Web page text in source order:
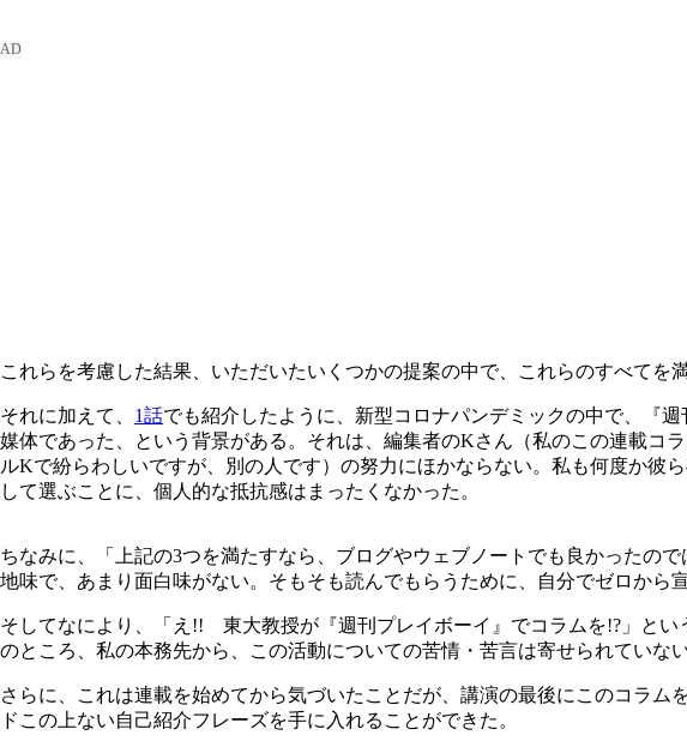
これらを考慮した結果、いただいたいくつかの提案の中で、これらのすべてを
それに加えて、 1話でも紹介したように、新型コロナパンデミックの中で、『
媒体であった、という背景がある。それは、編集者のKさん（私のこの連載コラ
ルKで紛らわしいですが、別の人です）の努力にほかならない。私も何度か彼
して選ぶことに、個人的な抵抗感はまったくなかった。
ちなみに、「上記の3つを満たすなら、ブログやウェブノートでも良かったの
地味で、あまり面白味がない。そもそも読んでもらうために、自分でゼロから
そしてなにより、「え!! 東大教授が『週刊プレイボーイ』でコラムを!?」と
のところ、私の本務先から、この活動についての苦情・苦言は寄せられていない
さらに、これは連載を始めてから気づいたことだが、講演の最後にこのコラ
ドこの上ない自己紹介フレーズを手に入れることができた。